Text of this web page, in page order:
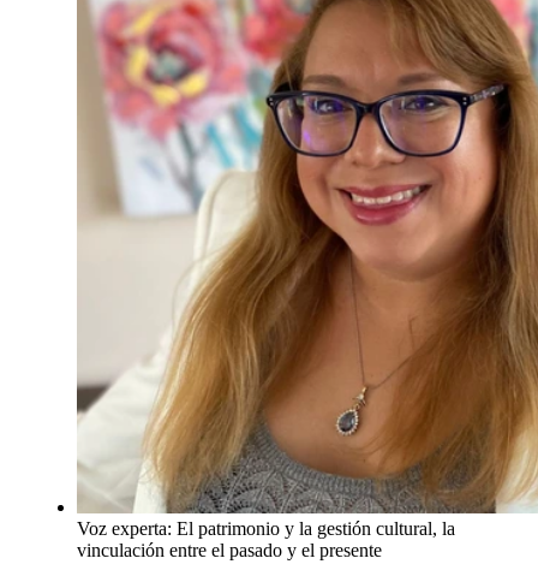
Voz experta: El patrimonio y la gestión cultural, la
vinculación entre el pasado y el presente